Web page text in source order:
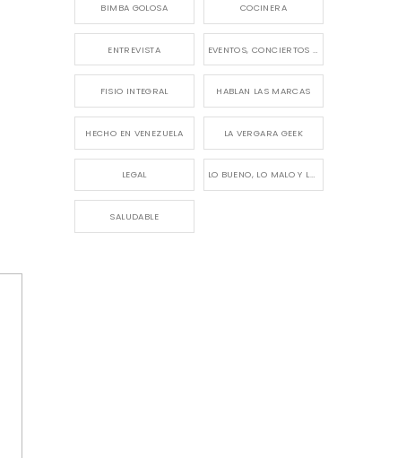
BIMBA GOLOSA COCINERA
ENTREVISTA
FISIO INTEGRAL HABLAN LAS MARCAS
HECHO EN VENEZUELA LA VERGARA GEEK
LEGAL LO BUENO, LO MALO Y LO FEO
SALUDABLE